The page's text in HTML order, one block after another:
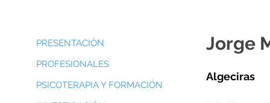
PRESENTACIÓN
PROFESIONALES
PSICOTERAPIA Y FORMACIÓN
Jorge
Algeciras